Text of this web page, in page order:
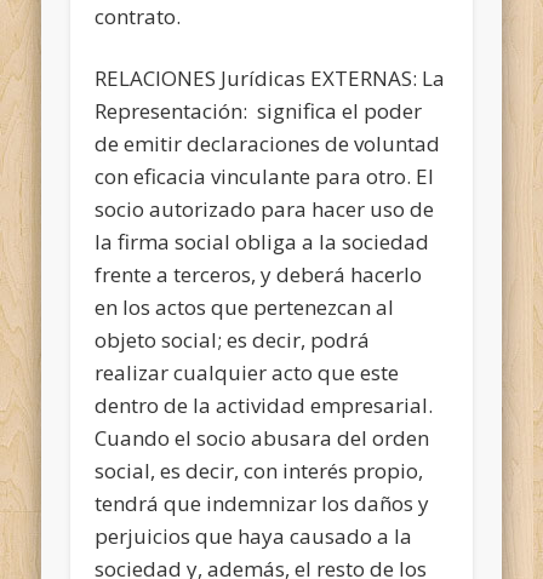
contrato.
RELACIONES Jurídicas EXTERNAS: La
Representación: significa el poder
de emitir declaraciones de voluntad
con eficacia vinculante para otro. El
socio autorizado para hacer uso de
la firma social obliga a la sociedad
frente a terceros, y deberá hacerlo
en los actos que pertenezcan al
objeto social; es decir, podrá
realizar cualquier acto que este
dentro de la actividad empresarial.
Cuando el socio abusara del orden
social, es decir, con interés propio,
tendrá que indemnizar los daños y
perjuicios que haya causado a la
sociedad y, además, el resto de los